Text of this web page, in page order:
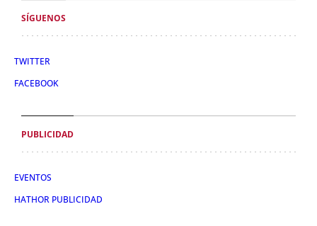
SÍGUENOS
TWITTER
FACEBOOK
PUBLICIDAD
EVENTOS
HATHOR PUBLICIDAD